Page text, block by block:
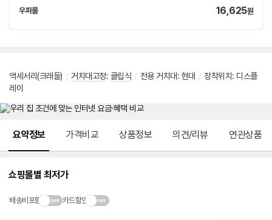
우파몰네
가
16,625원
액세서리(크래들) / 거치대고정: 클립식 / 전용 거치대: 현대 / 장착위치: 디스플
레이
요약정보 가격비교 상품정보 의견/리뷰 연관상품
쇼핑몰별 최저가
배송비포함 카드할인